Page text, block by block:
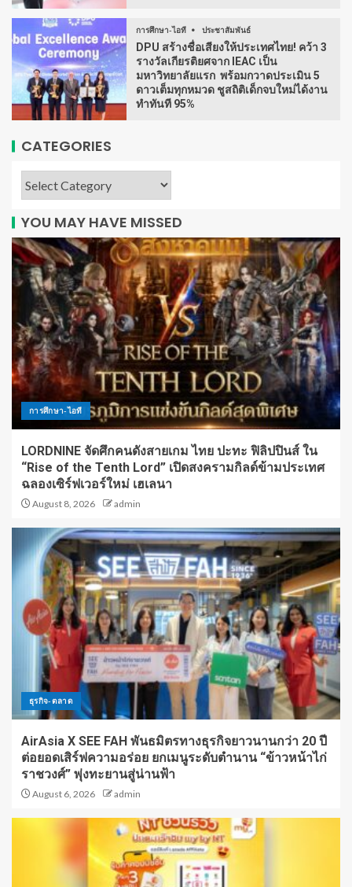
การศึกษา-ไอที ประชาสัมพันธ์
DPU สร้างชื่อเสียงให้ประเทศไทย! คว้า 3
รางวัลเกียรติยศจาก IEAC เป็น
มหาวิทยาลัยแรก พร้อมกวาดประเมิน 5
ดาวเต็มทุกหมวด ชูสถิติเด็กจบใหม่ได้งาน
ทำทันที 95%
CATEGORIES
YOU MAY HAVE MISSED
การศึกษา-ไอที
LORDNINE จัดศึกคนดังสายเกม ไทย ปะทะ ฟิลิปปินส์ ใน
“Rise of the Tenth Lord” เปิดสงครามกิลด์ข้ามประเทศ
ฉลองเซิร์ฟเวอร์ใหม่ เฮเลนา
August 8, 2026 admin
ธุรกิจ-ตลาด
AirAsia X SEE FAH พันธมิตรทางธุรกิจยาวนานกว่า 20 ปี
ต่อยอดเสิร์ฟความอร่อย ยกเมนูระดับตำนาน “ข้าวหน้าไก่
ราชวงศ์” พุ่งทะยานสู่น่านฟ้า
August 6, 2026 admin